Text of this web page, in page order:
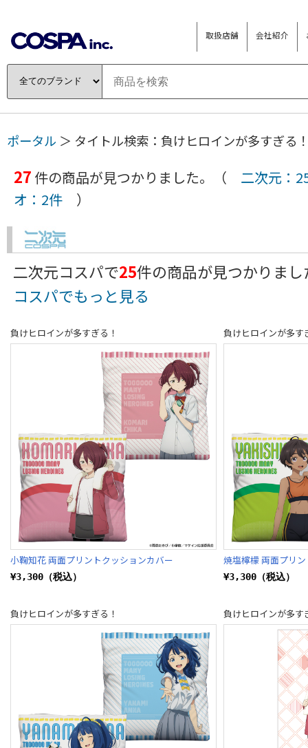
取扱店舗 会社紹介
ポータル ＞ タイトル検索：負けヒロインが多すぎる
27 件の商品が見つかりました。（ 二次元：
オ：2件 ）
二次元コスパで25件の商品が見つかりま
コスパでもっと見る
負けヒロインが多すぎる！
小鞠知花 両面プリントクッションカバー
¥3,300（税込）
負けヒロインが多す
焼塩檸檬 両面プリ
¥3,300（税込）
負けヒロインが多すぎる！ 負けヒロインが多す